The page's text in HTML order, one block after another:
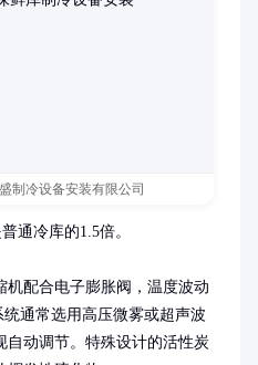
制冷设备安装有限公司
通冷库的1.5倍。
配合电子膨胀阀，温度波动
通常选用高压微雾或超声波
自动调节。特殊设计的活性炭